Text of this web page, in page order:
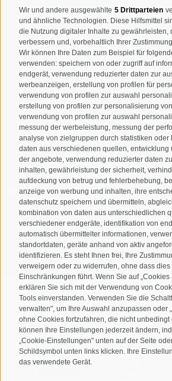
Wir und andere ausgewählte 5 Drittparteien
und ähnliche Technologien. Diese Hilfsmittel
die Nutzung digitaler Inhalte zu gewährleisten,
verbessern und, vorbehaltlich Ihrer
Wir können Ihre Daten zum Beispiel für
verwenden: speichern von oder zugriff auf
endgerät, verwendung reduzierter daten zur
werbeanzeigen, erstellung von profilen für
verwendung von profilen zur auswahl
erstellung von profilen zur personalisierung
verwendung von profilen zur auswahl
messung der werbeleistung, messung der
analyse von zielgruppen durch statistiken oder
daten aus verschiedenen quellen, entwicklung
der angebote, verwendung reduzierter daten
inhalten, gewährleistung der sicherheit,
aufdeckung von betrug und fehlerbehebung,
anzeige von werbung und inhalten, ihre
datenschutz speichern und übermitteln,
kombination von daten aus unterschiedlichen
verschiedener endgeräte, identifikation von
automatisch übermittelter informationen,
standortdaten, geräte anhand von aktiv
identifizieren. Es steht Ihnen frei, Ihre
verweigern oder zu widerrufen, ohne dass
Einschränkungen führt. Wenn Sie auf
erklären Sie sich mit der Verwendung von
Tools einverstanden. Verwenden Sie die
verwalten", um Ihre Auswahl anzupassen oder
ohne Cookies fortzufahren, die nicht unbedingt
können Ihre Einstellungen jederzeit ändern,
„Cookie-Einstellungen" unten auf der Seite
Schildsymbol unten links klicken. Ihre
das verwendete Gerät.
T+39 0474 678076
info@taufers.com
Ich habe die
verstanden und stimme der
personenbezogenen Daten durch den
ANMELDEN
Sitemap • Impressum • Cookie-
Cookie Präferenzen • created with